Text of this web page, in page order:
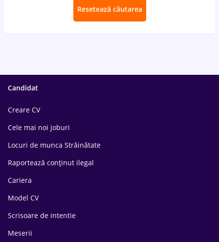
Resetează căutarea
Candidat
Creare CV
Cele mai noi joburi
Locuri de munca Străinătate
Raportează conținut ilegal
Cariera
Model CV
Scrisoare de intentie
Meserii